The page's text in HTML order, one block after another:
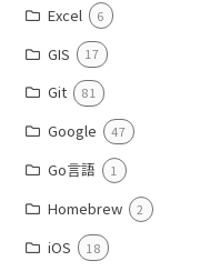
Excel 6
GIS 17
Git 81
Google 47
Go言語 1
Homebrew 2
iOS 18